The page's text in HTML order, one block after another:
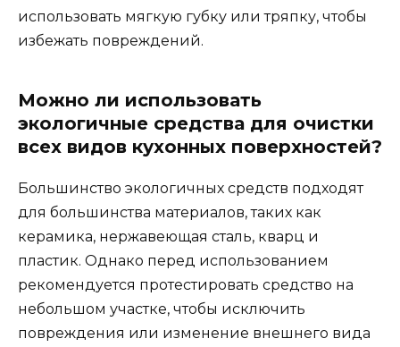
использовать мягкую губку или тряпку, чтобы
избежать повреждений.
Можно ли использовать
экологичные средства для очистки
всех видов кухонных поверхностей?
Большинство экологичных средств подходят
для большинства материалов, таких как
керамика, нержавеющая сталь, кварц и
пластик. Однако перед использованием
рекомендуется протестировать средство на
небольшом участке, чтобы исключить
повреждения или изменение внешнего вида